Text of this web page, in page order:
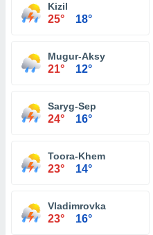
Kizil
25° 18°
Mugur-Aksy
21° 12°
Saryg-Sep
24° 16°
Toora-Khem
23° 14°
Vladimrovka
23° 16°